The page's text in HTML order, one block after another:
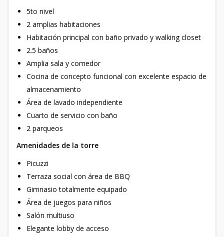
5to nivel
2 amplias habitaciones
Habitación principal con baño privado y walking closet
2.5 baños
Amplia sala y comedor
Cocina de concepto funcional con excelente espacio de
almacenamiento
Área de lavado independiente
Cuarto de servicio con baño
2 parqueos
Amenidades de la torre
Picuzzi
Terraza social con área de BBQ
Gimnasio totalmente equipado
Área de juegos para niños
Salón multiuso
Elegante lobby de acceso